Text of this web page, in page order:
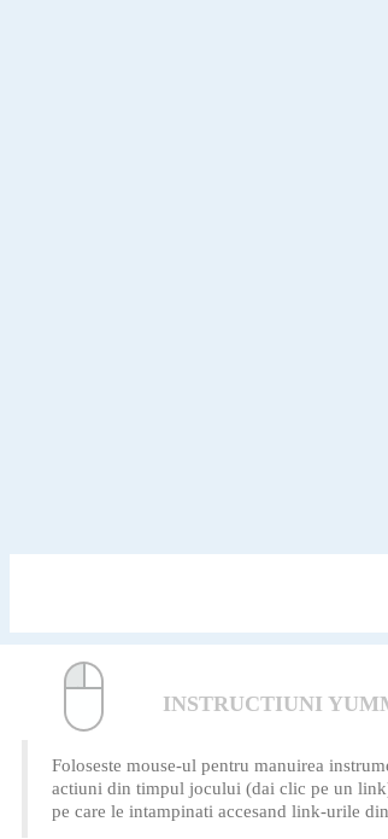
INSTRUCTIUNI
Foloseste mouse-ul pentru manuirea
actiuni din timpul jocului (dai clic pe un
pe care le intampinati accesand link-urile